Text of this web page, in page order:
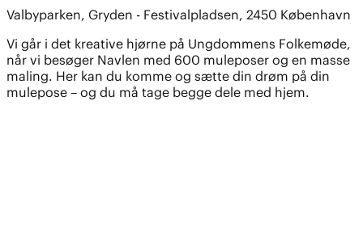
Valbyparken, Gryden - Festivalpladsen, 2450 København
Vi går i det kreative hjørne på Ungdommens Folkemøde,
når vi besøger Navlen med 600 muleposer og en masse
maling. Her kan du komme og sætte din drøm på din
mulepose – og du må tage begge dele med hjem.